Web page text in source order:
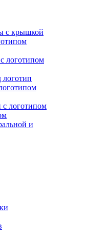
с крышкой
логотипом
логотипом
и